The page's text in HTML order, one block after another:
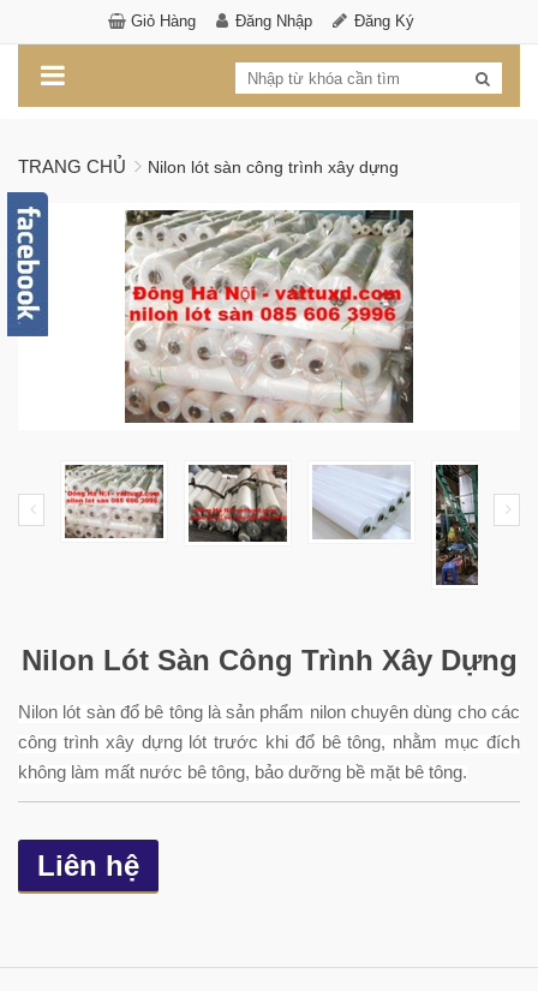
Giỏ Hàng Đăng Nhập Đăng Ký
TRANG CHỦ Nilon lót sàn công trình xây dựng
Nilon Lót Sàn Công Trình Xây Dựng
Nilon lót sàn đổ bê tông là sản phẩm nilon chuyên dùng cho các
công trình xây dựng lót trước khi đổ bê tông, nhằm mục đích
không làm mất nước bê tông, bảo dưỡng bề mặt bê tông.
Liên hệ